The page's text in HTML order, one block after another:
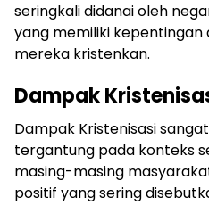
seringkali didanai oleh
yang memiliki kepentingan
mereka kristenkan.
Dampak
Dampak Kristenisasi
tergantung pada konteks
masing-masing
positif yang sering